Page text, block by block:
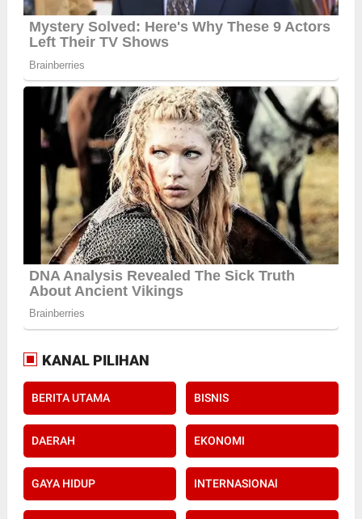
KANAL PILIHAN
BERITA UTAMA BISNIS
DAERAH EKONOMI
GAYA HIDUP INTERNASIONAl